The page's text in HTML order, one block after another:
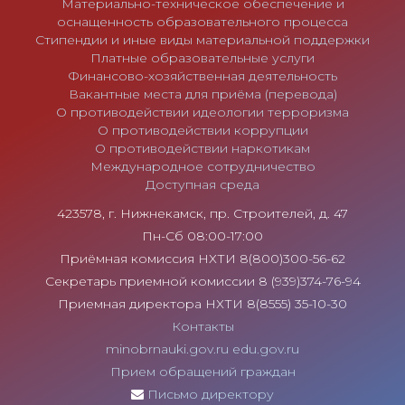
Материально-техническое обеспечение и
оснащенность образовательного процесса
Стипендии и иные виды материальной поддержки
Платные образовательные услуги
Финансово-хозяйственная деятельность
Вакантные места для приёма (перевода)
О противодействии идеологии терроризма
О противодействии коррупции
О противодействии наркотикам
Международное сотрудничество
Доступная среда
423578, г. Нижнекамск, пр. Строителей, д. 47
Пн-Сб 08:00-17:00
Приёмная комиссия НХТИ 8(800)300-56-62
Секретарь приемной комиссии 8 (939)374-76-94
Приемная директора НХТИ 8(8555) 35-10-30
Контакты
minobrnauki.gov.ru edu.gov.ru
Прием обращений граждан
Письмо директору